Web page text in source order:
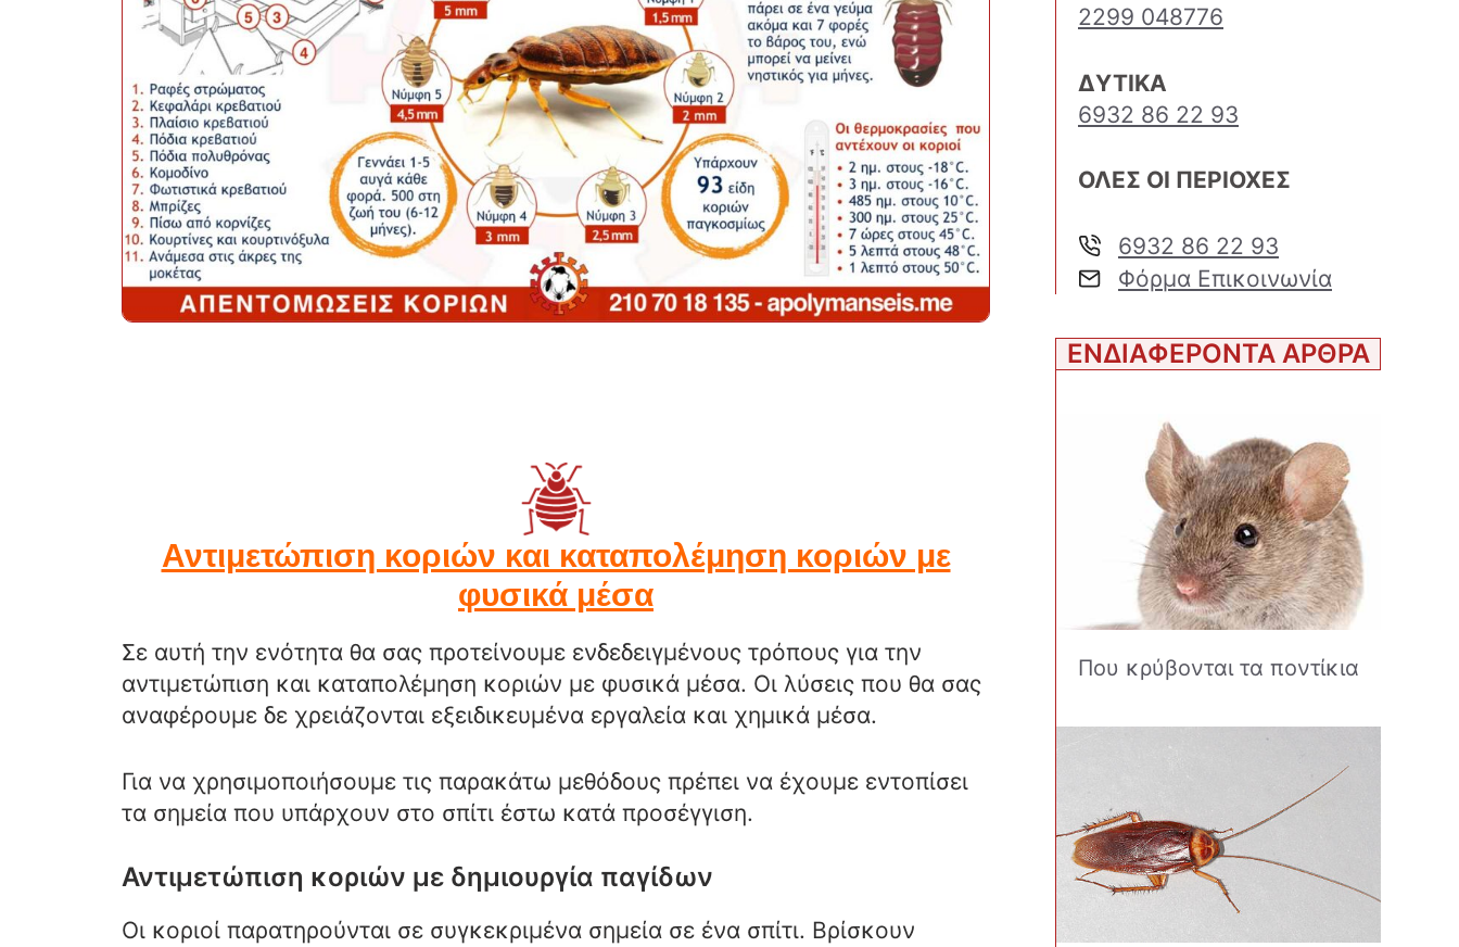
Αντιμετώπιση κοριών και καταπολέμηση κοριών με
φυσικά μέσα
Σε αυτή την ενότητα θα σας προτείνουμε ενδεδειγμένους τρόπους για την
αντιμετώπιση και καταπολέμηση κοριών με φυσικά μέσα. Οι λύσεις που θα σας
αναφέρουμε δε χρειάζονται εξειδικευμένα εργαλεία και χημικά μέσα.
Για να χρησιμοποιήσουμε τις παρακάτω μεθόδους πρέπει να έχουμε εντοπίσει
τα σημεία που υπάρχουν στο σπίτι έστω κατά προσέγγιση.
Αντιμετώπιση κοριών με δημιουργία παγίδων
Οι κοριοί παρατηρούνται σε συγκεκριμένα σημεία σε ένα σπίτι. Βρίσκουν
2299 048776
ΔΥΤΙΚΑ
6932 86 22 93
ΟΛΕΣ ΟΙ ΠΕΡΙΟΧΕΣ
6932 86 22 93
Φόρμα Επικοινωνία
ΕΝΔΙΑΦΕΡΟΝΤΑ ΑΡΘΡΑ
Που κρύβονται τα ποντίκια